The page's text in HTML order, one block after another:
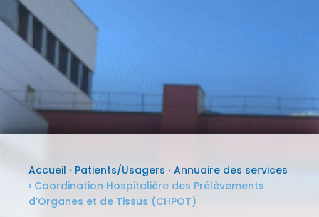
Accueil › Patients/Usagers › Annuaire des services
› Coordination Hospitalière des Prélèvements
d’Organes et de Tissus (CHPOT)